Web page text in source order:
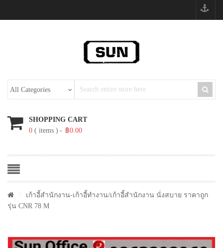
SHOPPING CART
0 ( items ) ฿0.00
เก้าอี้สำนักงาน-เก้าอี้ทำงาน/เก้าอี้สำนักงาน นั่งสบาย ราคาถูก
รุ่น CNR 78 M